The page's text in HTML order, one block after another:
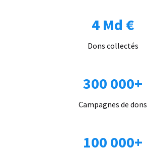
4 Md €
Dons collectés
300 000+
Campagnes de dons
100 000+